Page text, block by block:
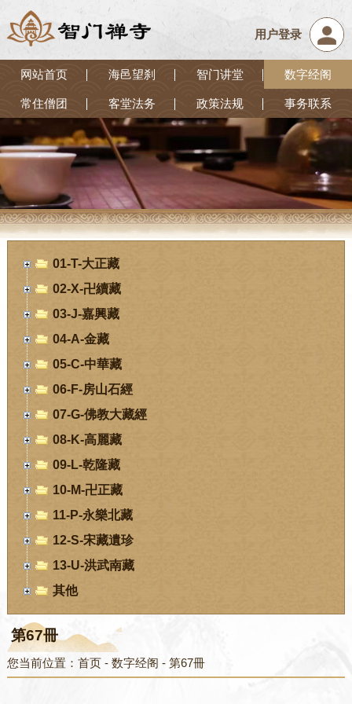
用户登录
网站首页 海邑望刹 智门讲堂 数字经阁
常住僧团 客堂法务 政策法规 事务联系
01-T-大正藏
02-X-卍續藏
03-J-嘉興藏
04-A-金藏
05-C-中華藏
06-F-房山石經
07-G-佛教大藏經
08-K-高麗藏
09-L-乾隆藏
10-M-卍正藏
11-P-永樂北藏
12-S-宋藏遺珍
13-U-洪武南藏
其他
第67冊
您当前位置： 首页- 数字经阁 - 第67冊